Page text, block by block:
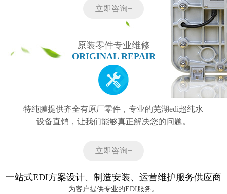
立即咨询+
原装零件专业维修
ORIGINAL REPAIR
特纯膜提供齐全有原厂零件，专业的芜湖edi超纯水
设备直销，让我们能够真正解决您的问题。
立即咨询+
一站式EDI方案设计、制造安装、运营维护服务供应商
为客户提供专业的EDI服务。